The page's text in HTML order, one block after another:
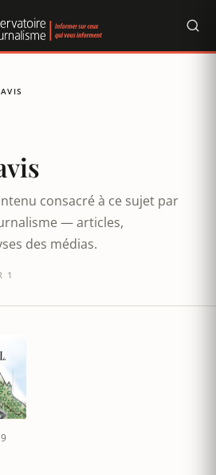
consacré à ce sujet par
— articles,
des médias.
1